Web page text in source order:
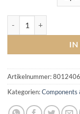
IN
Artikelnummer:
Kategorien:Components